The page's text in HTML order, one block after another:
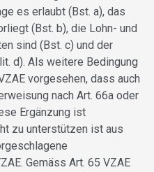
es erlaubt (Bst. a), das
(Bst. b), die Lohn- und
sind (Bst. c) und der
d). Als weitere Bedingung
vorgesehen, dass auch
nach Art. 66a oder
Ergänzung ist
zu unterstützen ist aus
Gemäss Art. 65 VZAE